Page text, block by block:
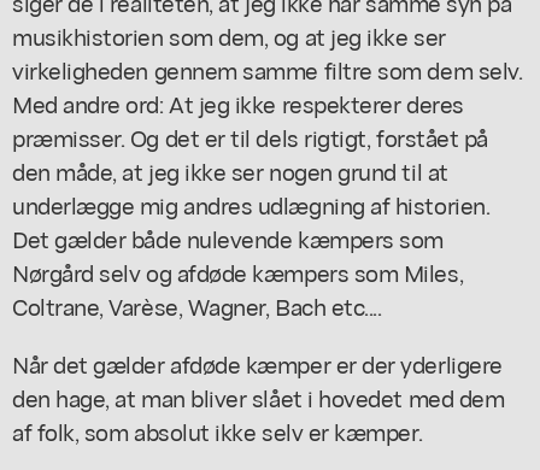
musikhistorien som dem, og at jeg ikke ser
virkeligheden gennem samme filtre som dem selv.
Med andre ord: At jeg ikke respekterer deres
præmisser. Og det er til dels rigtigt, forstået på
den måde, at jeg ikke ser nogen grund til at
underlægge mig andres udlægning af historien.
Det gælder både nulevende kæmpers som
Nørgård selv og afdøde kæmpers som Miles,
Coltrane, Varèse, Wagner, Bach etc....
Når det gælder afdøde kæmper er der yderligere
den hage, at man bliver slået i hovedet med dem
af folk, som absolut ikke selv er kæmper.